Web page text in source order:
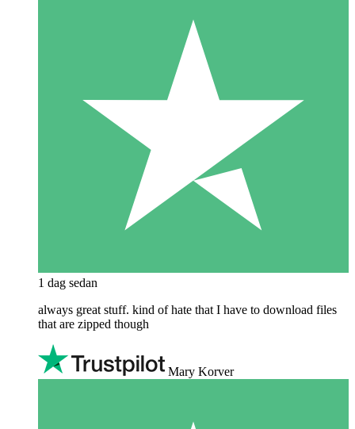
1 dag sedan
always great stuff. kind of hate that I have to download files
that are zipped though
Mary Korver